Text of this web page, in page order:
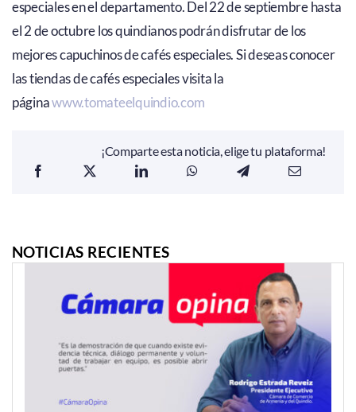
especiales en el departamento. Del 22 de septiembre hasta
el 2 de octubre los quindianos podrán disfrutar de los
mejores capuchinos de cafés especiales. Si deseas conocer
las tiendas de cafés especiales visita la
páginawww.tomateelquindio.com
¡Comparte esta noticia, elige tu plataforma!
NOTICIAS RECIENTES